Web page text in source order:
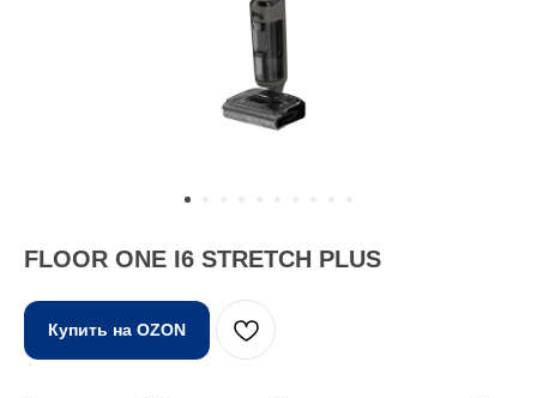
FLOOR ONE I6 STRETCH PLUS
Купить на OZON